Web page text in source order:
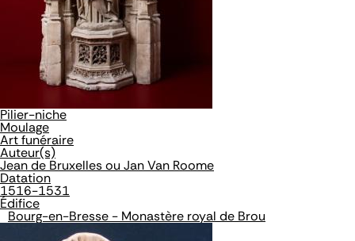
Pilier-niche
Moulage
Art funéraire
Auteur(s)
Jean de Bruxelles ou Jan Van Roome
Datation
1516-1531
Édifice
Bourg-en-Bresse - Monastère royal de Brou